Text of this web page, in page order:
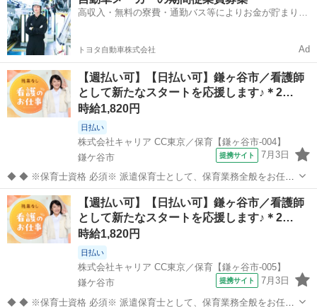
高収入・無料の寮費・通勤バス等によりお金が貯まりや
トヨタ自動車株式会社 Ad
【週払い可】【日払い可】鎌ヶ谷市／看護師
として新たなスタートを応援します♪＊2…
時給1,820円
日払い
株式会社キャリア CC東京／保育【鎌ヶ谷市-004】
鎌ケ谷市
提携サイト 7月3日
◆ ◆ ※保育士資格 必須※ 派遣保育士として、保育業務全般をお任せ
します。 【主な業務内容】 クラス担任業務 子どもたちの見守り・生
活支援 遊びや活動のサポート ピアノ演奏や歌・季節行事の補助 連絡
帳の記入などの事...
千葉 鎌ケ谷市 その他
【週払い可】【日払い可】鎌ヶ谷市／看護師
として新たなスタートを応援します♪＊2…
時給1,820円
日払い
株式会社キャリア CC東京／保育【鎌ヶ谷市-005】
鎌ケ谷市
提携サイト 7月3日
◆ ◆ ※保育士資格 必須※ 派遣保育士として、保育業務全般をお任せ